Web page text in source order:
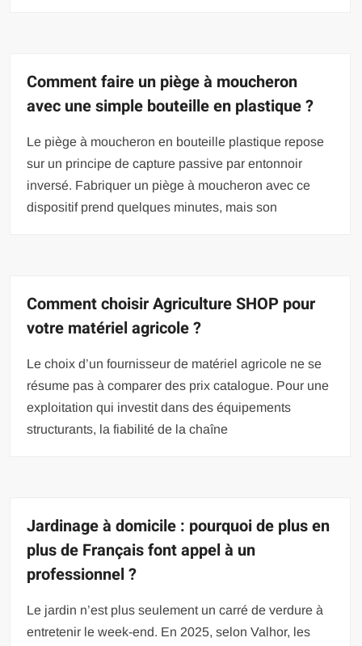
Comment faire un piège à moucheron
avec une simple bouteille en plastique ?
Le piège à moucheron en bouteille plastique repose
sur un principe de capture passive par entonnoir
inversé. Fabriquer un piège à moucheron avec ce
dispositif prend quelques minutes, mais son
Comment choisir Agriculture SHOP pour
votre matériel agricole ?
Le choix d’un fournisseur de matériel agricole ne se
résume pas à comparer des prix catalogue. Pour une
exploitation qui investit dans des équipements
structurants, la fiabilité de la chaîne
Jardinage à domicile : pourquoi de plus en
plus de Français font appel à un
professionnel ?
Le jardin n’est plus seulement un carré de verdure à
entretenir le week-end. En 2025, selon Valhor, les